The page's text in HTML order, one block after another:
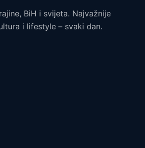
BiH i svijeta. Najvažnije
i lifestyle – svaki dan.